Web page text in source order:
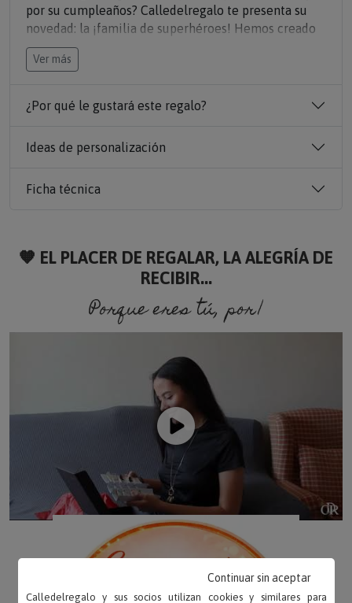
por su cumpleaños? Calledelregalo te presenta su
novedad: la ¡familia de superhéroes! Hemos creado
el mejor regalo, la
personalizada
personajes que tú quieras para cada miembro de tu
• Te encantará el regalo, tu familia convertida en la
Ver más
¿Por qué le gustará este regalo?
Ideas de personalización
Ficha técnica
🧡 EL PLACER DE REGALAR, LA ALEGRÍA DE
RECIBIR...
Porque eres tú, porque soy
Calledelregalo y sus socios utilizan cookies y similares para
Continuar sin aceptar